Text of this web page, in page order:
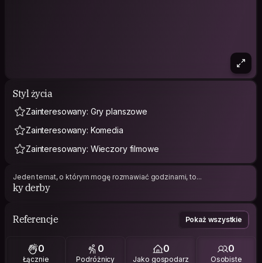
Styl życia
Zainteresowany: Gry planszowe
Zainteresowany: Komedia
Zainteresowany: Wieczory filmowe
Jeden temat, o którym mogę rozmawiać godzinami, to...
ky derby
Referencje Pokaż wszystkie
0
Łącznie
0
Podróżnicy
0
Jako gospodarz
0
Osobiste